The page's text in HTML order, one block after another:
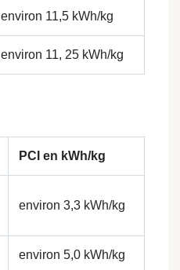
environ 11,5 kWh/kg
environ 11, 25 kWh/kg
PCI en kWh/kg
environ 3,3 kWh/kg
environ 5,0 kWh/kg